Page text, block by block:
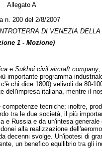
Allegato A
n. 200 del 2/8/2007
DI VENEZIA
1 - Mozione)
e Sukhoi civil aircraft company,
importante programma
chi dice 1800) velivoli da 80-
italiana, mentre il
tecniche; inoltre,
tra le due società, il più
Russia e da un'intesa
alla realizzazione
svolge. Un'ipotesi di
un benefico equilibrio tra gli